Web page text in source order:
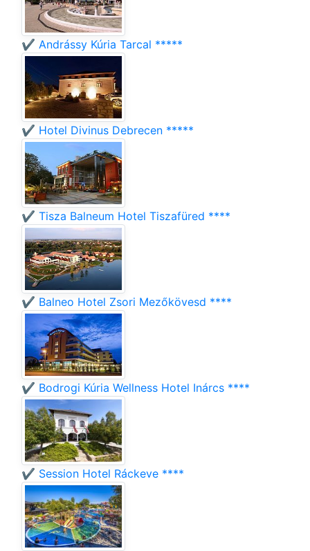
✔️ Andrássy Kúria Tarcal *****
✔️ Hotel Divinus Debrecen *****
✔️ Tisza Balneum Hotel Tiszafüred ****
✔️ Balneo Hotel Zsori Mezőkövesd ****
✔️ Bodrogi Kúria Wellness Hotel Inárcs ****
✔️ Session Hotel Ráckeve ****